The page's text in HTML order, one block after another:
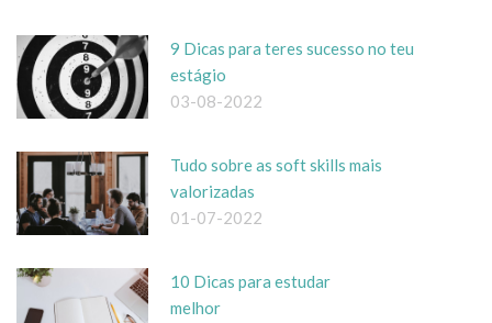
9 Dicas para teres sucesso no teu
estágio
03-08-2022
Tudo sobre as soft skills mais
valorizadas
01-07-2022
10 Dicas para estudar
melhor